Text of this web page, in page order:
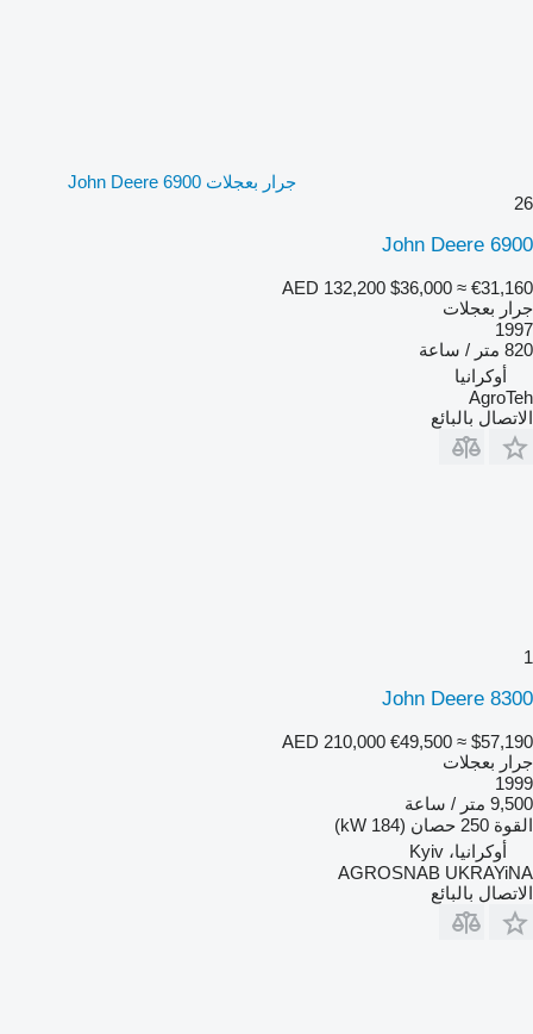
جرار بعجلات John Deere 6900
26
John Deere 6900
AED 132,200 $36,000 ≈ €31,160
جرار بعجلات
1997
820 متر / ساعة
أوكرانيا
AgroTeh
الاتصال بالبائع
1
John Deere 8300
AED 210,000 €49,500 ≈ $57,190
جرار بعجلات
1999
9,500 متر / ساعة
القوة 250 حصان (184 kW)
أوكرانيا، Kyiv
AGROSNAB UKRAYiNA
الاتصال بالبائع